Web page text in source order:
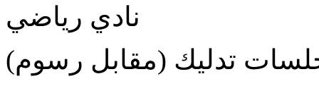
نادي رياضي
تدليك (مقابل رسوم)